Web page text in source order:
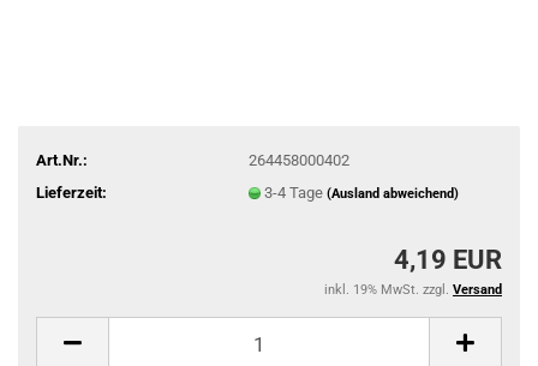
Art.Nr.:
264458000402
Lieferzeit:
3-4 Tage (Ausland abweichend)
4,19 EUR
inkl. 19% MwSt. zzgl. Versand